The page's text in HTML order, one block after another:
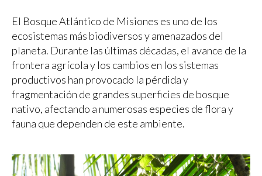
El Bosque Atlántico de Misiones es uno de los
ecosistemas más biodiversos y amenazados del
planeta. Durante las últimas décadas, el avance de la
frontera agrícola y los cambios en los sistemas
productivos han provocado la pérdida y
fragmentación de grandes superficies de bosque
nativo, afectando a numerosas especies de flora y
fauna que dependen de este ambiente.